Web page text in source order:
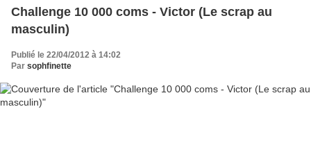
Challenge 10 000 coms - Victor (Le scrap au
masculin)
Publié le 22/04/2012 à 14:02
Par sophfinette